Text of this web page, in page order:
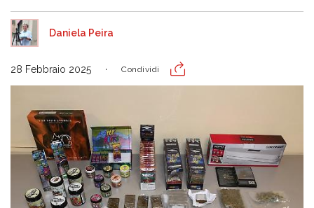
Daniela Peira
28 Febbraio 2025 Condividi